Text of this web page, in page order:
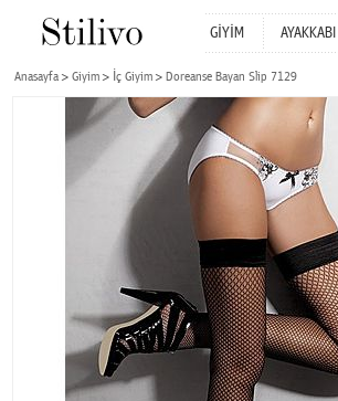
GİYİM AYAKKABI
Anasayfa Giyim İç Giyim Doreanse Bayan Slip 7129